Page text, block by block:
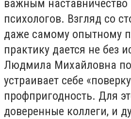
важным наставничество
психологов. Взгляд со
даже самому опытному
практику дается не без
Людмила Михайловна
устраивает себе
профпригодность. Для
доверенные коллеги, и